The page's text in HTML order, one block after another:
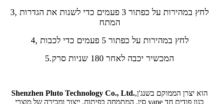
3, לחץ במהירות על כפתור 3 פעמים כדי לשנות את הגדרות
המתח
4, לחץ במהירות על כפתור 5 פעמים כדי לכבות
5.המכשיר יכבה לאחר 180 שניות סרק
Shenzhen Pluto Technology Co., Ltd.הוא יצרן הממוקם בשנג'ן,
סין, המתמחה בפיתוח, ייצור ומכירה של מוצרי vape כגון פודים חד